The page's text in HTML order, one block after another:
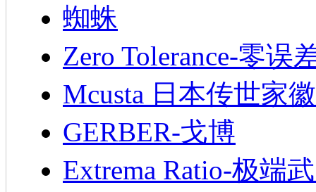
蜘蛛
Zero Tolerance-零误
Mcusta 日本传世家徽
GERBER-戈博
Extrema Ratio-极端